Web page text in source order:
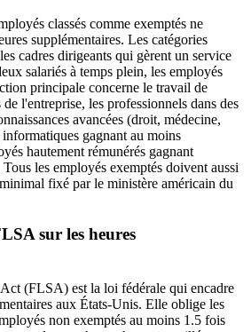
classés comme exemptés ne
supplémentaires. Les catégories
cadres dirigeants qui gèrent un service
salariés à temps plein, les employés
principale concerne le travail de
l'entreprise, les professionnels dans des
avancées (droit, médecine,
gagnant au moins
hautement rémunérés gagnant
les employés exemptés doivent aussi
fixé par le ministère américain du
sur les heures
(FLSA) est la loi fédérale qui encadre
aux États-Unis. Elle oblige les
non exemptés au moins 1.5 fois